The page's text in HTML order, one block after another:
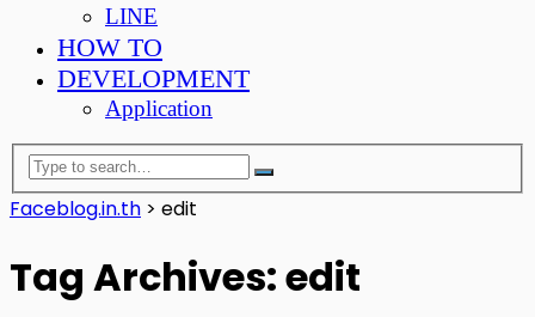
LINE
HOW TO
DEVELOPMENT
Application
Faceblog.in.th > edit
Tag Archives: edit